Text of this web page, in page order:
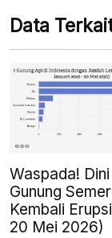
Data
Waspada!
Gunung
Kembali
20 Mei 2026)